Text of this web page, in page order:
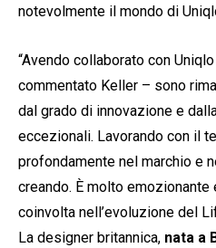
notevolmente il mondo di
“Avendo collaborato con
commentato Keller – sono
dal grado di innovazione e
eccezionali. Lavorando con il
profondamente nel marchio e
creando. È molto
coinvolta nell’evoluzione del
La designer britannica, nata a